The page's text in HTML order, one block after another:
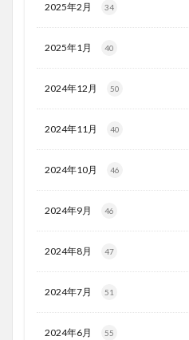
2025年2月 34
2025年1月 40
2024年12月 50
2024年11月 40
2024年10月 46
2024年9月 46
2024年8月 47
2024年7月 51
2024年6月 55